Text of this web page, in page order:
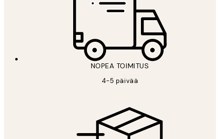
NOPEA TOIMITUS
4-5 päivää